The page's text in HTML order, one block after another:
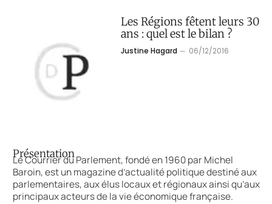
Les Régions fêtent leurs 30
ans : quel est le bilan ?
Justine Hagard 06/12/2016
Présentation
Le Courrier du Parlement, fondé en 1960 par Michel
Baroin, est un magazine d’actualité politique destiné aux
parlementaires, aux élus locaux et régionaux ainsi qu’aux
principaux acteurs de la vie économique française.